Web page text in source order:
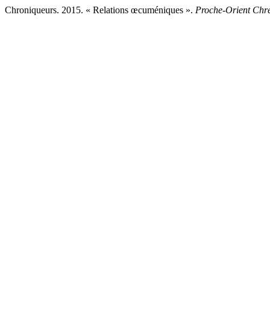
Chroniqueurs. 2015. « Relations œcuméniques ». Proche-Orient